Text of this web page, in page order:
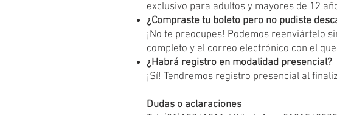
exclusivo para adultos y mayores de 12
¿Compraste tu boleto pero no pudiste
¡No te preocupes! Podemos reenviártelo
completo y el correo electrónico con el
¿Habrá registro en modalidad presencial?
¡Sí! Tendremos registro presencial al
Dudas o aclaraciones